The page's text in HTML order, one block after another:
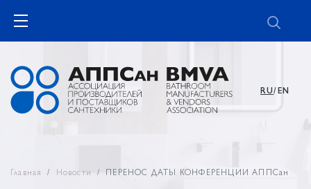
RU/EN
Главная Новости ПЕРЕНОС ДАТЫ КОНФЕРЕНЦИИ АППСан